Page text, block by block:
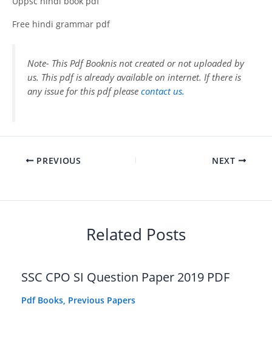
Free hindi grammar pdf
Note- This Pdf Booknis not created or not uploaded by
us. This pdf is already available on internet. If there is
any issue for this pdf pleasecontact us.
PREVIOUS NEXT
Related Posts
SSC CPO SI Question Paper 2019 PDF
Pdf Books, Previous Papers